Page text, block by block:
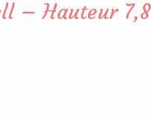
– Hauteur 7,8